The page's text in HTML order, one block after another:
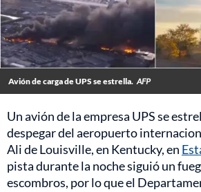
Avión de carga de UPS se estrella. AFP
Un avión de la empresa UPS se
despegar del aeropuerto
Ali de Louisville, en Kentucky, en
pista durante la noche siguió un
escombros, por lo que el